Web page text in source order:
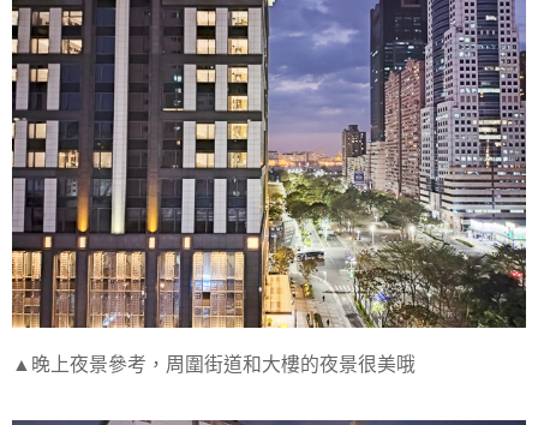
▲晚上夜景參考，周圍街道和大樓的夜景很美哦